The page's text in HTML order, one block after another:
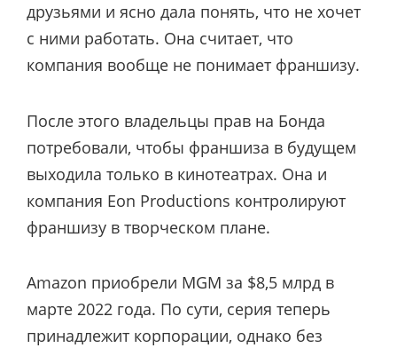
друзьями и ясно дала понять, что не хочет
с ними работать. Она считает, что
компания вообще не понимает франшизу.
После этого владельцы прав на Бонда
потребовали, чтобы франшиза в будущем
выходила только в кинотеатрах. Она и
компания Eon Productions контролируют
франшизу в творческом плане.
Amazon приобрели MGM за $8,5 млрд в
марте 2022 года. По сути, серия теперь
принадлежит корпорации, однако без